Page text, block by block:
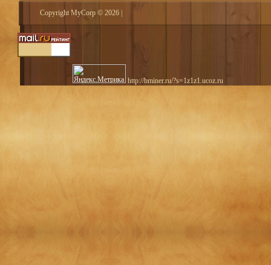
Copyright MyCorp © 2026
http://bminer.ru/?s=1z1z1.ucoz.ru